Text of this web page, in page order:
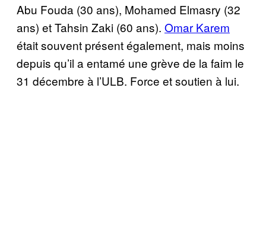
Abu Fouda (30 ans), Mohamed Elmasry (32
ans) et Tahsin Zaki (60 ans). Omar Karem
était souvent présent également, mais moins
depuis qu’il a entamé une grève de la faim le
31 décembre à l’ULB. Force et soutien à lui.